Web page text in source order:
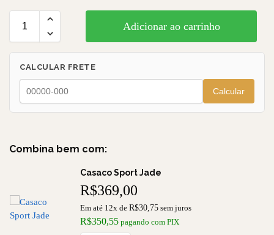
Adicionar ao carrinho
CALCULAR FRETE
Calcular
Combina bem com:
Casaco Sport Jade
R$369,00
Em até 12x de R$30,75 sem juros
R$350,55 pagando com PIX